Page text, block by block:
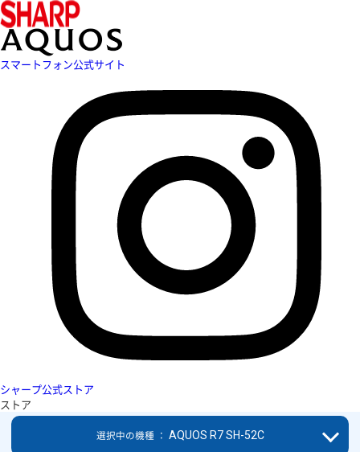
スマートフォン公式サイト
シャープ公式ストア
ストア
選択中の機種 ： AQUOS R7 SH-52C